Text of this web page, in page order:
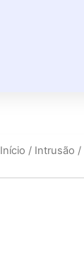
Início / Intrusão /